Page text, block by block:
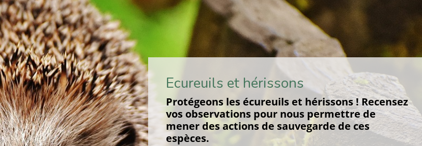
Ecureuils et hérissons
Protégeons les écureuils et hérissons ! Recensez
vos observations pour nous permettre de
mener des actions de sauvegarde de ces
espèces.